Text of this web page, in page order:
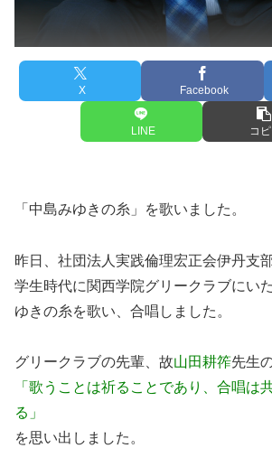
X Facebook
LINE コ
「中島みゆきの糸」を歌いました。
昨日、社団法人実践倫理宏正会伊丹支
学生時代に関西学院グリークラブにい
ゆきの糸を歌い、合唱しました。
グリークラブの先輩、故山田耕筰先生
「歌うことは祈ることであり、合唱は
る」
を思い出しました。